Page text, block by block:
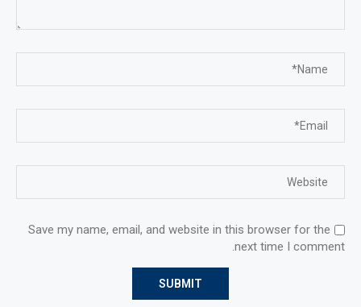
Save my name, email, and website in this browser for the
next time I comment.